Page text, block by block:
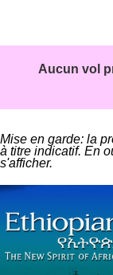
Aucun vol
Mise en garde: la
à titre indicatif. En
s'afficher.